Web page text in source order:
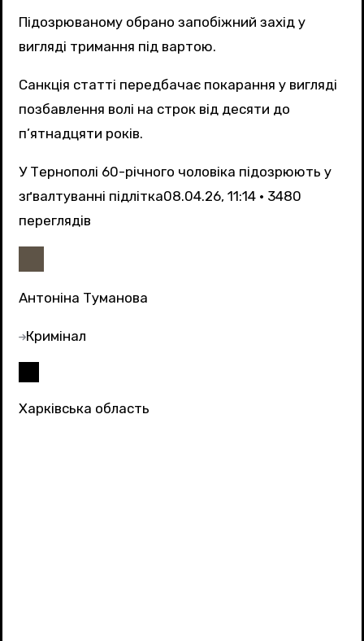
Підозрюваному обрано запобіжний захід у
вигляді тримання під вартою.
Санкція статті передбачає покарання у вигляді
позбавлення волі на строк від десяти до
п’ятнадцяти років.
У Тернополі 60-річного чоловіка підозрюють у
зґвалтуванні підлітка08.04.26, 11:14 • 3480
переглядiв
Антоніна Туманова
Кримінал
Харківська область